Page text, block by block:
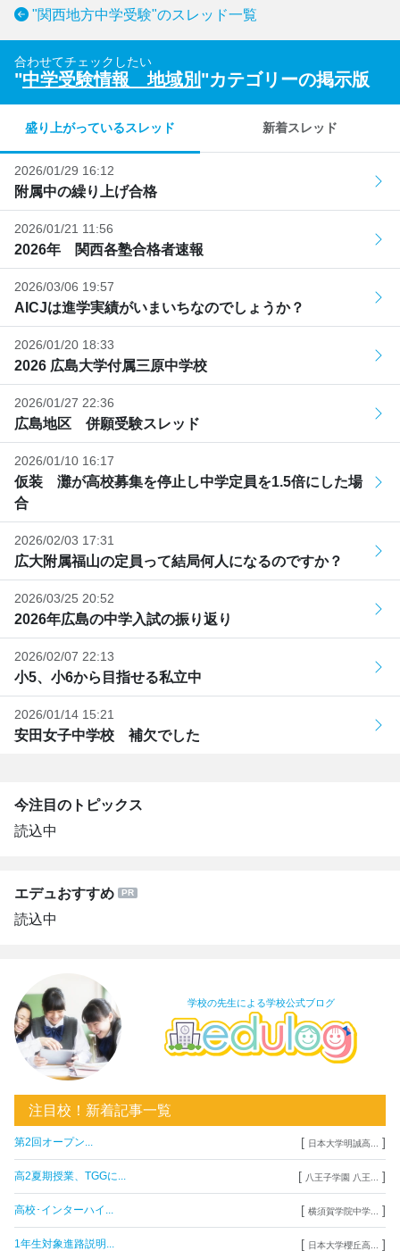
"関西地方中学受験"のスレッド一覧
合わせてチェックしたい
"中学受験情報 地域別 "カテゴリーの掲示版
盛り上がっているスレッド 新着スレッド
2026/01/29 16:12
附属中の繰り上げ合格
2026/01/21 11:56
2026年 関西各塾合格者速報
2026/03/06 19:57
AICJは進学実績がいまいちなのでしょうか？
2026/01/20 18:33
2026 広島大学付属三原中学校
2026/01/27 22:36
広島地区 併願受験スレッド
2026/01/10 16:17
仮装 灘が高校募集を停止し中学定員を1.5倍にした場
合
2026/02/03 17:31
広大附属福山の定員って結局何人になるのですか？
2026/03/25 20:52
2026年広島の中学入試の振り返り
2026/02/07 22:13
小5、小6から目指せる私立中
2026/01/14 15:21
安田女子中学校 補欠でした
今注目のトピックス
読込中
エデュおすすめ
読込中
学校の先生による学校公式ブログ
注目校！新着記事一覧
第2回オープン... [ 日本大学明誠高... ]
高2夏期授業、TGGに... [ 八王子学園 八王... ]
高校･インターハイ... [ 横須賀学院中学... ]
1年生対象進路説明... [ 日本大学櫻丘高... ]